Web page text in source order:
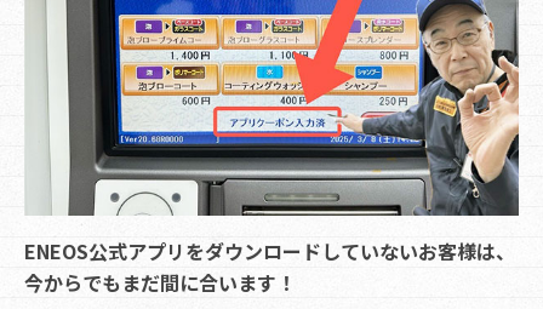
ENEOS公式アプリをダウンロードしていないお客様は、
今からでもまだ間に合います！